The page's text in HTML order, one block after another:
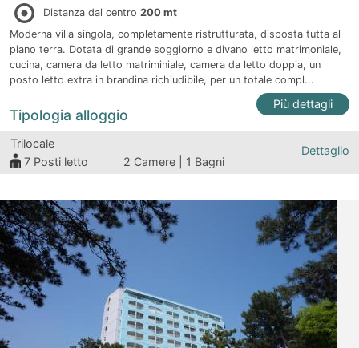
Distanza dal centro 200 mt
Moderna villa singola, completamente ristrutturata, disposta tutta al
piano terra. Dotata di grande soggiorno e divano letto matrimoniale,
cucina, camera da letto matriminiale, camera da letto doppia, un
posto letto extra in brandina richiudibile, per un totale compl...
Più dettagli
Tipologia alloggio
Trilocale
7 Posti letto 2 Camere | 1 Bagni
Dettaglio